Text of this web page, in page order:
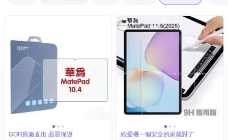
GOR原廠直出 品質保證 給愛機一個安全的家就對了